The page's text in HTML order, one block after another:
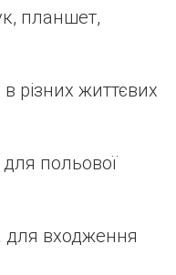
планшет,
різних життєвих
польової
для входження